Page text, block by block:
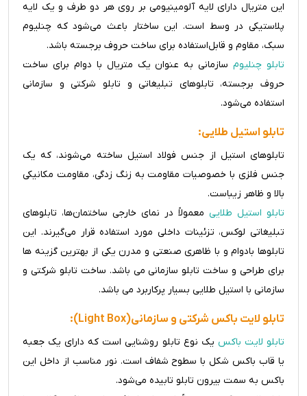
این متریال دارای لایه آلومینیومی بر روی هر دو طرف و یک لایه
پلاستیکی در وسط است. این ساختار باعث می‌شود که چنلیوم
سبک، مقاوم و قابل‌استفاده برای ساخت حروف برجسته باشد.
تابلو چنلیومسازمانی به عنوان یک متریال با دوام برای ساخت
حروف برجسته، تابلوهای تبلیغاتی و تابلو شرکتی و سازمانی
استفاده می‌شود.
تابلو استیل طلایی:
تابلوهای استیل از جنس فولاد استیل ساخته می‌شوند، که یک
جنس فلزی با خصوصیات مقاومت به زنگ زدگی، مقاومت مکانیکی
بالا و ظاهر زیباست.
تابلو استیل طلایی معمولاً در نمای خارجی ساختمان‌ها، تابلوهای
تبلیغاتی لوکس، تزئینات داخلی مورد استفاده قرار می‌گیرند. این
تابلوها بادوام و با ظاهری صنعتی و مدرن یکی از بهترین گزینه ها
برای طراحی و ساخت تابلو سازمانی می باشد. ساخت تابلو شرکتی و
سازمانی با استیل طلایی بسیار پرکاربرد می باشد.
تابلو لایت باکس شرکتی و سازمانی(Light Box):
تابلو لایت باکس یک نوع تابلو روشنایی است که دارای یک جعبه
یا قاب باکس شکل با سطوح شفاف است. نور مناسب از داخل این
باکس به سمت بیرون تابلو تابیده می‌شود.